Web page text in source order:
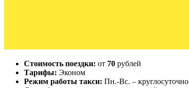
Стоимость поездки: от 70 рублей
Тарифы: Эконом
Режим работы такси: Пн.-Вс. – круглосуточно